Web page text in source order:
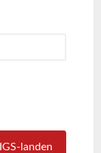
landen